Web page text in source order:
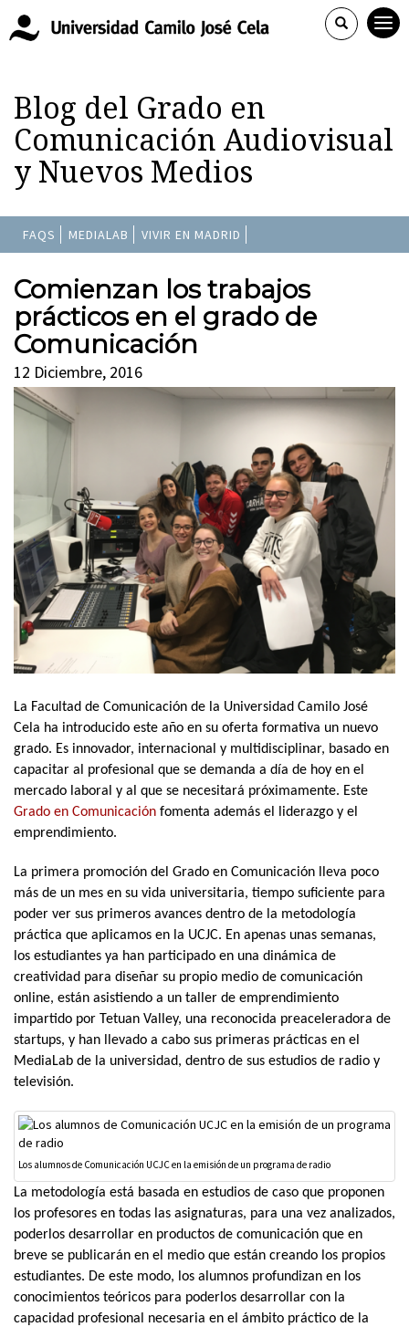
Blog del Grado en
Comunicación Audiovisual
y Nuevos Medios
FAQS MEDIALAB VIVIR EN MADRID
Comienzan los trabajos
prácticos en el grado de
Comunicación
12 Diciembre, 2016
La Facultad de Comunicación de la Universidad Camilo José
Cela ha introducido este año en su oferta formativa un nuevo
grado. Es innovador, internacional y multidisciplinar, basado en
capacitar al profesional que se demanda a día de hoy en el
mercado laboral y al que se necesitará próximamente. Este
Grado en Comunicación fomenta además el liderazgo y el
emprendimiento.
La primera promoción del Grado en Comunicación lleva poco
más de un mes en su vida universitaria, tiempo suficiente para
poder ver sus primeros avances dentro de la metodología
práctica que aplicamos en la UCJC. En apenas unas semanas,
los estudiantes ya han participado en una dinámica de
creatividad para diseñar su propio medio de comunicación
online, están asistiendo a un taller de emprendimiento
impartido por Tetuan Valley, una reconocida preaceleradora de
startups, y han llevado a cabo sus primeras prácticas en el
MediaLab de la universidad, dentro de sus estudios de radio y
televisión.
Los alumnos de Comunicación UCJC en la emisión de un programa de radio
La metodología está basada en estudios de caso que proponen
los profesores en todas las asignaturas, para una vez analizados,
poderlos desarrollar en productos de comunicación que en
breve se publicarán en el medio que están creando los propios
estudiantes. De este modo, los alumnos profundizan en los
conocimientos teóricos para poderlos desarrollar con la
capacidad profesional necesaria en el ámbito práctico de la